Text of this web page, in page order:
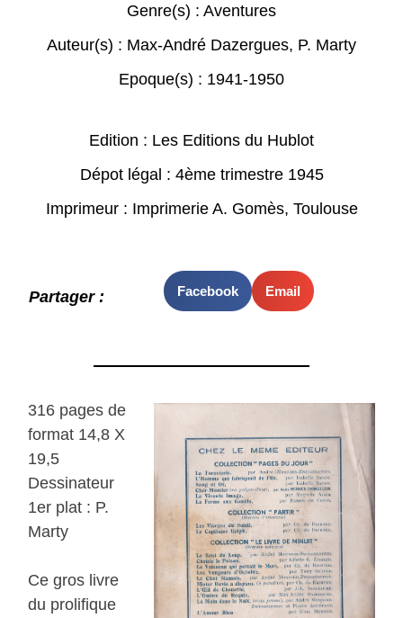
Genre(s) : Aventures
Auteur(s) : Max-André Dazergues, P. Marty
Epoque(s) : 1941-1950
Edition : Les Editions du Hublot
Dépot légal : 4ème trimestre 1945
Imprimeur : Imprimerie A. Gomès, Toulouse
Partager : Facebook Email
316 pages de
format 14,8 X
19,5
Dessinateur
1er plat : P.
Marty
Ce gros livre
du prolifique